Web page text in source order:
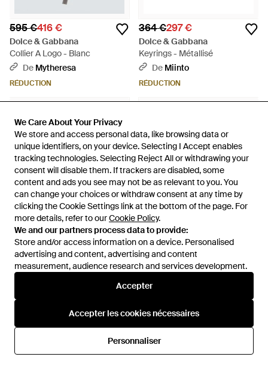
We Care About Your Privacy
We store and access personal data, like browsing data or
unique identifiers, on your device. Selecting I Accept enables
tracking technologies. Selecting Reject All or withdrawing your
consent will disable them. If trackers are disabled, some
content and ads you see may not be as relevant to you. You
can change your choices or withdraw consent at any time by
clicking the Cookie Settings link at the bottom of the page. For
more details, refer to ourCookie Policy.
We and our partners process data to provide:
Store and/or access information on a device. Personalised
advertising and content, advertising and content
measurement, audience research and services development.
Accepter
Accepter les cookies nécessaires
Personnaliser
We Care About Your Privacy
We store and access personal data, like browsing data or
unique identifiers, on your device. Selecting I Accept enables
tracking technologies. Selecting Reject All or withdrawing your
consent will disable them. If trackers are disabled, some
content and ads you see may not be as relevant to you. You
can change your choices or withdraw consent at any time by
clicking the Cookie Settings link at the bottom of the page. For
more details, refer to ourCookie Policy.
We and our partners process data to provide:
Store and/or access information on a device. Personalised
advertising and content, advertising and content
measurement, audience research and services development.
Accepter
Accepter les cookies nécessaires
Personnaliser
595 €416 €
Dolce & Gabbana
Collier A Logo - Blanc
De Mytheresa
RÉDUCTION
364 €297 €
Dolce & Gabbana
Keyrings - Métallisé
De Miinto
RÉDUCTION
5 500 €
Dolce & Gabbana
3 450 €
Dolce & Gabbana
Blanc